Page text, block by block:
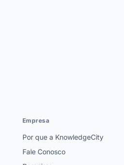
Empresa
Por que a KnowledgeCity
Fale Conosco